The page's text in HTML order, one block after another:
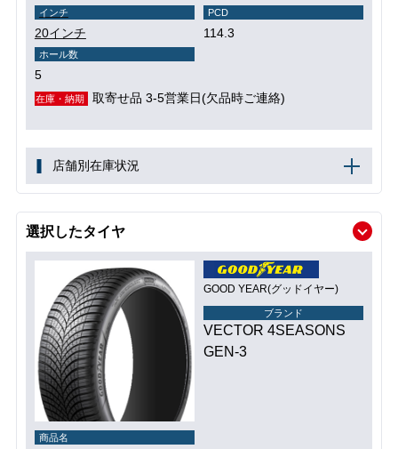
インチ
20インチ
PCD
114.3
ホール数
5
在庫・納期 取寄せ品 3-5営業日(欠品時ご連絡)
店舗別在庫状況
選択したタイヤ
GOOD YEAR(グッドイヤー)
ブランド
VECTOR 4SEASONS
GEN-3
商品名